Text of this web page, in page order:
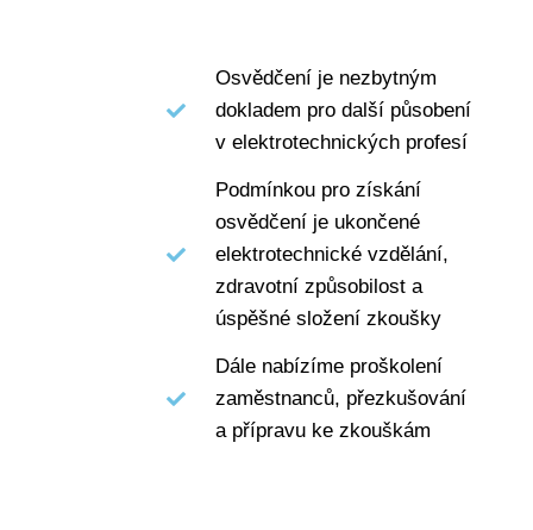
Osvědčení je nezbytným
dokladem pro další působení
v elektrotechnických profesí
Podmínkou pro získání
osvědčení je ukončené
elektrotechnické vzdělání,
zdravotní způsobilost a
úspěšné složení zkoušky
Dále nabízíme proškolení
zaměstnanců, přezkušování
a přípravu ke zkouškám